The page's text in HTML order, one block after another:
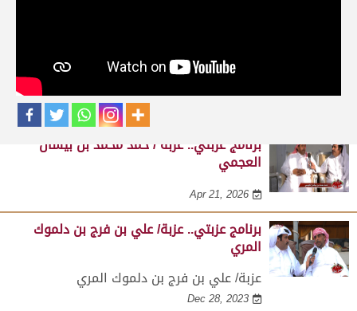
برنامج عزبتي.. عزبة / جبر بن شمسان الرمزاني
النعيمي
برنامج عزبتي.. عزبة / حمد محمد بن بيشان
العجمي
Apr 21, 2026
برنامج عزبتي.. عزبة/ علي بن فرج بن دلموك
المري
عزبة/ علي بن فرج بن دلموك المري
Dec 28, 2023